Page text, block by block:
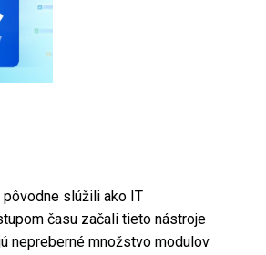
slúžili ako IT
času začali tieto nástroje
nepreberné množstvo modulov